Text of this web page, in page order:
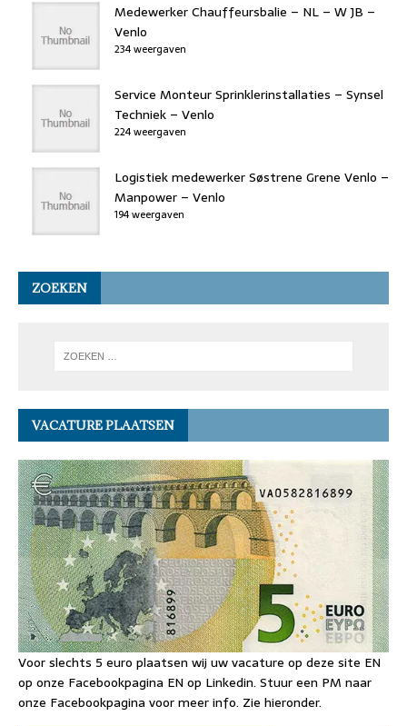
Medewerker Chauffeursbalie – NL – W JB –
Venlo
234 weergaven
Service Monteur Sprinklerinstallaties – Synsel
Techniek – Venlo
224 weergaven
Logistiek medewerker Søstrene Grene Venlo –
Manpower – Venlo
194 weergaven
ZOEKEN
VACATURE PLAATSEN
Voor slechts 5 euro plaatsen wij uw vacature op deze site EN
op onze Facebookpagina EN op Linkedin. Stuur een PM naar
onze Facebookpagina voor meer info. Zie hieronder.